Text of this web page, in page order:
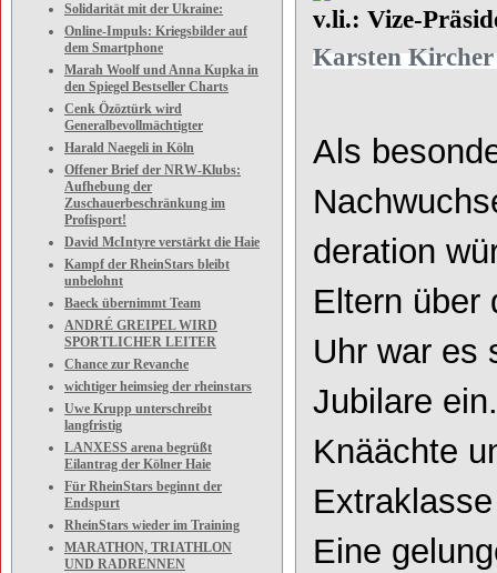
Solidarität mit der Ukraine:
Online-Impuls: Kriegsbilder auf
dem Smartphone
Marah Woolf und Anna Kupka in
den Spiegel Bestseller Charts
Cenk Özöztürk wird
Generalbevollmächtigter
Harald Naegeli in Köln
Offener Brief der NRW-Klubs:
Aufhebung der
Zuschauerbeschränkung im
Profisport!
David McIntyre verstärkt die Haie
Kampf der RheinStars bleibt
unbelohnt
Baeck übernimmt Team
ANDRÉ GREIPEL WIRD
SPORTLICHER LEITER
Chance zur Revanche
wichtiger heimsieg der rheinstars
Uwe Krupp unterschreibt
langfristig
LANXESS arena begrüßt
Eilantrag der Kölner Haie
Für RheinStars beginnt der
Endspurt
RheinStars wieder im Training
MARATHON, TRIATHLON
UND RADRENNEN
v.li.: Vize-
Karsten
Als
deration
Eltern über
Uhr war es
Jubilare
Knäächte
Eine